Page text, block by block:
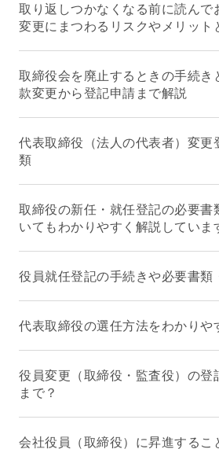
取り返しつかなくなる前に読んで
変更にまつわるリスクやメリット
取締役会を廃止するときの手続き
款変更から登記申請まで解説
代表取締役（法人の代表者）変更
類
取締役の新任・就任登記の必要書
いてもわかりやすく解説していま
役員就任登記の手続きや必要書類
代表取締役の選任方法をわかりや
役員変更（取締役・監査役）の登
まで？
会社役員（取締役）に昇進するこ